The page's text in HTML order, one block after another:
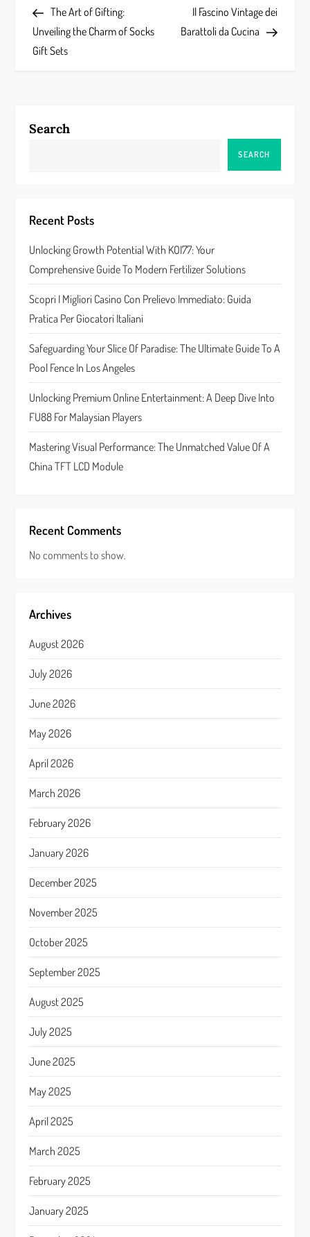
o
s
n
i
g
a
t
i
o
n
PostThe Art of Gifting:
Unveiling the Charm of Socks
Gift Sets
Post
Il Fascino Vintage dei
Barattoli da Cucina
Search
SEARCH
Recent Posts
Unlocking Growth Potential With KOI77: Your
Comprehensive Guide To Modern Fertilizer Solutions
Scopri I Migliori Casino Con Prelievo Immediato: Guida
Pratica Per Giocatori Italiani
Safeguarding Your Slice Of Paradise: The Ultimate Guide To A
Pool Fence In Los Angeles
Unlocking Premium Online Entertainment: A Deep Dive Into
FU88 For Malaysian Players
Mastering Visual Performance: The Unmatched Value Of A
China TFT LCD Module
Recent Comments
No comments to show.
Archives
August 2026
July 2026
June 2026
May 2026
April 2026
March 2026
February 2026
January 2026
December 2025
November 2025
October 2025
September 2025
August 2025
July 2025
June 2025
May 2025
April 2025
March 2025
February 2025
January 2025